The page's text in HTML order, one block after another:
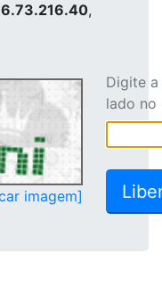
,
imagem]
Digite
lado no